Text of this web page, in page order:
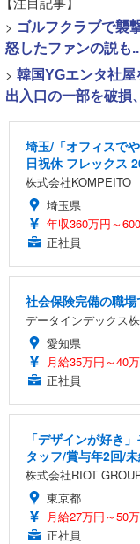
> ゴルフクラブで襲
怒したファンの説も
> 韓国YGエンタ社
出入口の一部を破損
埼玉/「オフィスで
日祝休 フレックス
株式会社KOMPEITO
埼玉県
年収360万円～
正社員
社会保険完備の職
データインデックス
愛知県
月給35万円～40
正社員
「デザインが好き
タッフ/賞与年2回/
株式会社RIOT
東京都
月給27万円～50
正社員